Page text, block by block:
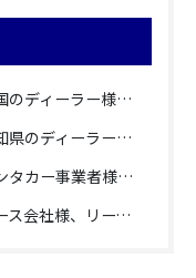
様向け愛知県内登録のご案内
様向け愛知県外登録のご案内
様向け愛知県内登録のご案内
有法人様向け自動車登録のご案内